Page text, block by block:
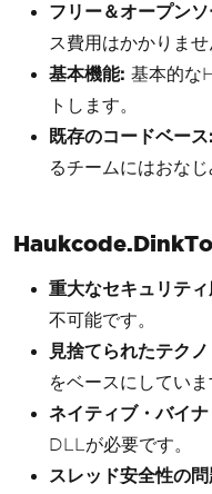
フリー＆オープンソ
ス費用はかかりませ
基本機能: 基本的な
トします。
既存のコードベース:
るチームにはおなじ
重大なセキュリテ
不可能です。
見捨てられたテク
をベースにしていま
ネイティブ・バイ
DLLが必要です。
スレッド安全性の問